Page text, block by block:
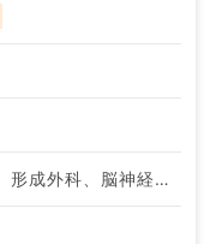
神経内科、整形外科、形成外科、脳神経外科、呼吸器外科、心臓血管外科、泌尿器科、一般内科、循環器内科、呼吸器内科、消化器内科、内分泌・代謝内科、腎臓内科、老年内科、血液内科、外科系全般、一般外科、消化器外科、乳腺外科、膠原病科、大腸・肛門外科、脊髄・脊椎外科